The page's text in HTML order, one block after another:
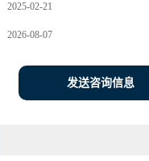
2025-02-21
2026-08-07
发送咨询信息